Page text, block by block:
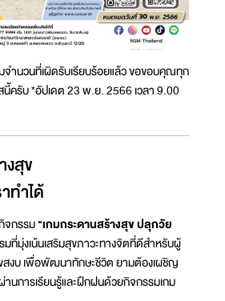
ำนวนที่เผิดรับเรียบร้อยแล้ว ขอขอบคุณทุก
ครับ *อัปเดต 23 พ.ย. 2566 เวลา 9.00
งสุข
ทำได้
จกรรม"เกมกระดานสร้างสุข ปลุกวัย
มที่มุ่งเน้นเสริมสุขภาวะทางจิตที่ดีสำหรับผู้
งบ เพื่อพัฒนาทักษะชีวิต ยามต้องเผชิญ
นการเรียนรู้และฝึกฝนด้วยกิจกรรมเกม